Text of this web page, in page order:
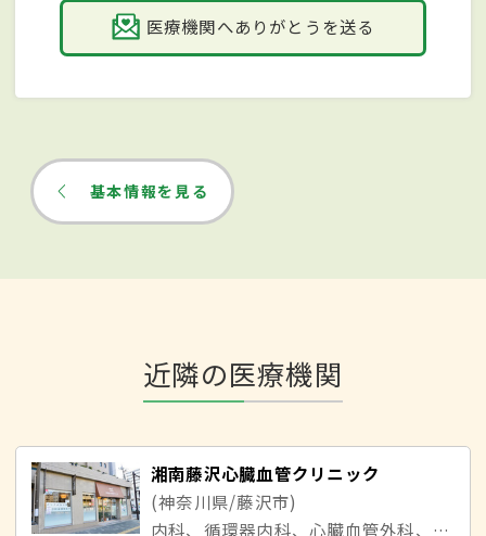
医療機関へありがとうを送る
基本情報を見る
近隣の医療機関
湘南藤沢心臓血管クリニック
(神奈川県/藤沢市)
内科、循環器内科、心臓血管外科、美容皮膚科